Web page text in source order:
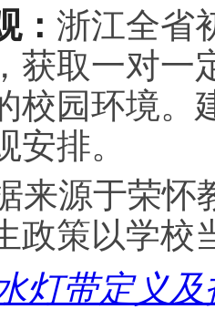
： 浙江全省
获取一对一
校园环境。
排。
来源于荣怀
政策以学校
灯带定义